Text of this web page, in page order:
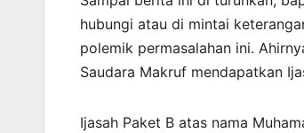
hubungi atau di mintai
polemik permasalahan ini.
Saudara Makruf mendapatkan
Ijasah Paket B atas nama